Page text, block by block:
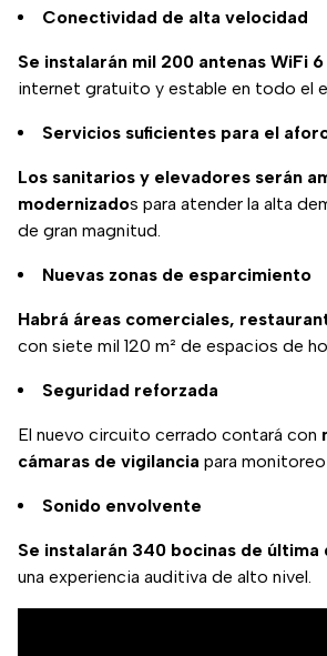
Conectividad de alta velocidad
Se instalarán mil 200 antenas WiFi 6
internet gratuito y estable en todo el
Servicios suficientes para el
Los sanitarios y elevadores serán
modernizados para atender la alta
de gran magnitud.
Nuevas zonas de esparcimiento
Habrá áreas comerciales,
con siete mil 120 m² de espacios de
Seguridad reforzada
El nuevo circuito cerrado contará con
cámaras de vigilancia para
Sonido envolvente
Se instalarán 340 bocinas de última
una experiencia auditiva de alto nivel.